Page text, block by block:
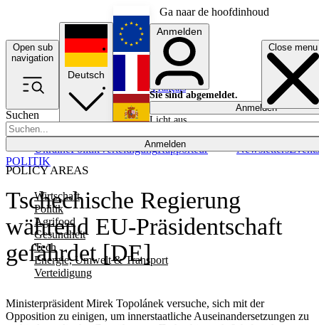
Ga naar de hoofdinhoud
Open sub
navigation
Close menu
Suchen
Anmelden
POLICY AREAS
Wirtschaft
Politik
Agrifood
Gesundheit
Tech
Energie, Umwelt & Transport
Verteidigung
UkrainePolitikVerteidigungRapporteur NewslettersEvents
Deutsch
English
Français
Anmelden
Sie sind abgemeldet.
Anmelden
Licht aus
Tschechische Regierung
während EU-Präsidentschaft
gefährdet [DE]
Ministerpräsident Mirek Topolánek versuche, sich mit der
Opposition zu einigen, um innerstaatliche Auseinandersetzungen zu
POLITIK